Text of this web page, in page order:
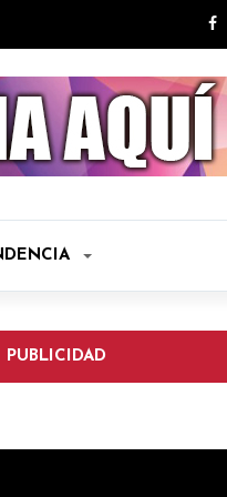
PUBLICIDAD